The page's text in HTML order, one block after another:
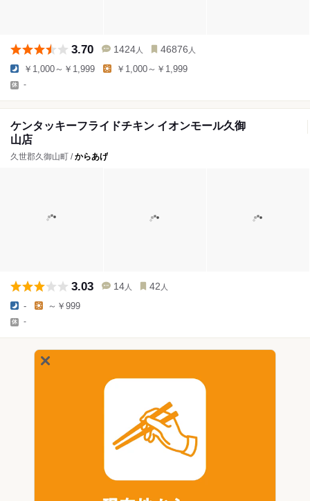
3.70 1424 人 46876 人
￥1,000～￥1,999 ￥1,000～￥1,999
-
ケンタッキーフライドチキン イオンモール久御
山店
久世郡久御山町 /からあげ
3.03 14 人 42 人
- ～￥999
-